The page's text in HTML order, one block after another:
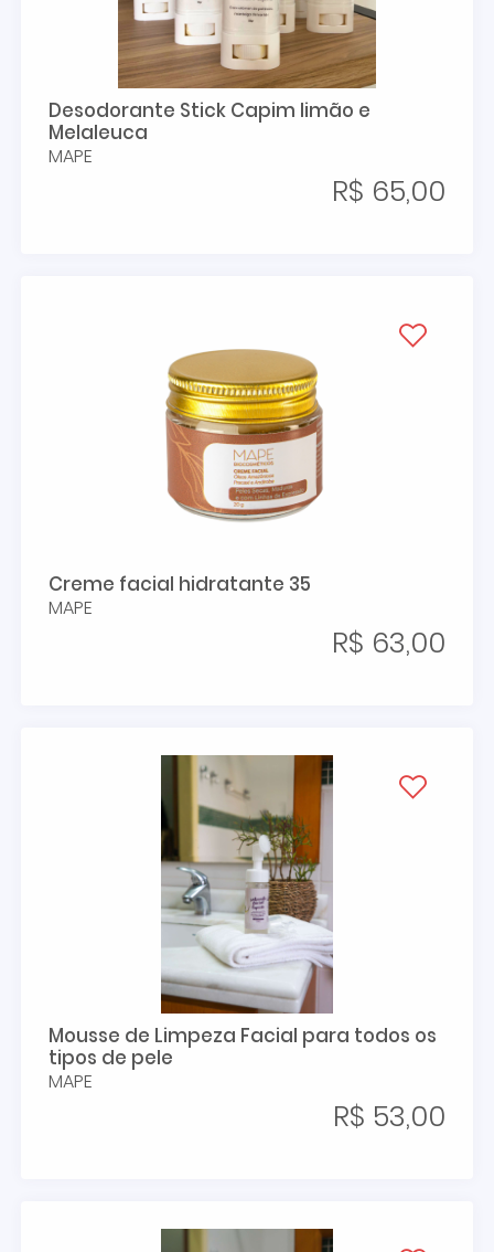
Desodorante Stick Capim limão e
Melaleuca
MAPE
R$ 65,00
Creme facial hidratante 35
MAPE
R$ 63,00
Mousse de Limpeza Facial para todos os
tipos de pele
MAPE
R$ 53,00